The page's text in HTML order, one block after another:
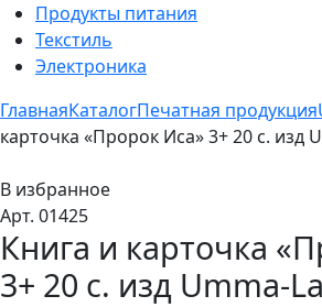
Продукты питания
Текстиль
Электроника
ГлавнаяКаталогПечатная продукция
карточка «Пророк Иса» 3+ 20 с. изд
В избранное
Арт. 01425
Книга и карточка
3+ 20 с. изд Umma-